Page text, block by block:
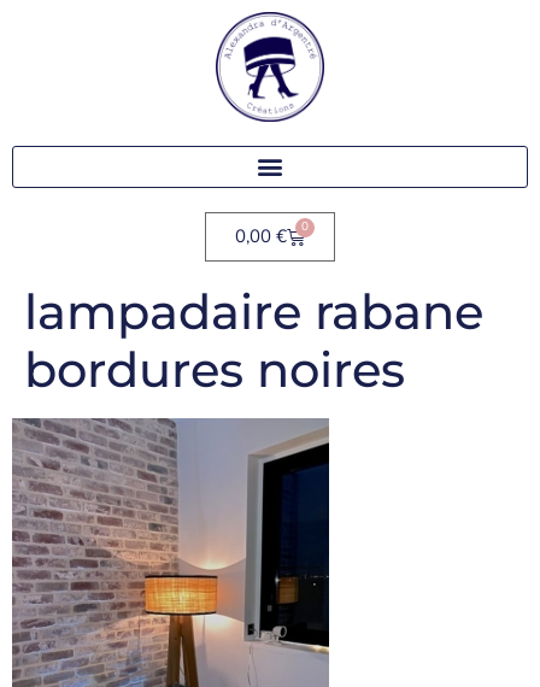
0,00 € 0
lampadaire rabane
bordures noires